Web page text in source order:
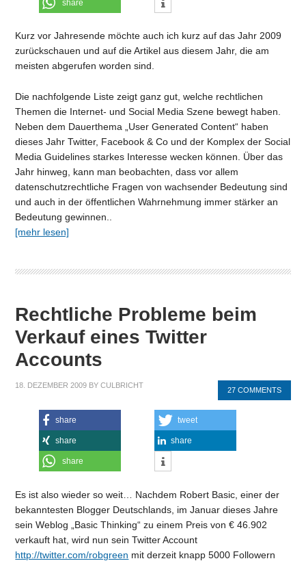
share
Kurz vor Jahresende möchte auch ich kurz auf das Jahr 2009
zurückschauen und auf die Artikel aus diesem Jahr, die am
meisten abgerufen worden sind.
Die nachfolgende Liste zeigt ganz gut, welche rechtlichen
Themen die Internet- und Social Media Szene bewegt haben.
Neben dem Dauerthema „User Generated Content“ haben
dieses Jahr Twitter, Facebook & Co und der Komplex der Social
Media Guidelines starkes Interesse wecken können. Über das
Jahr hinweg, kann man beobachten, dass vor allem
datenschutzrechtliche Fragen von wachsender Bedeutung sind
und auch in der öffentlichen Wahrnehmung immer stärker an
Bedeutung gewinnen..
[mehr lesen]
Rechtliche Probleme beim
Verkauf eines Twitter
Accounts
18. DEZEMBER 2009 BYCULBRICHT
27 COMMENTS
share tweet
share share
share
Es ist also wieder so weit… Nachdem Robert Basic, einer der
bekanntesten Blogger Deutschlands, im Januar dieses Jahre
sein Weblog „Basic Thinking“ zu einem Preis von € 46.902
verkauft hat, wird nun sein Twitter Account
http://twitter.com/robgreen mit derzeit knapp 5000 Followern